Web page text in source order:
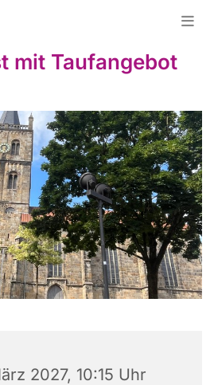
mit Taufangebot
2027, 10:15 Uhr